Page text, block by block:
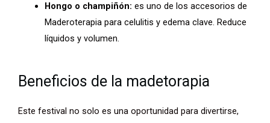
Hongo o champiñón: es uno de los accesorios de
Maderoterapia para celulitis y edema clave. Reduce
líquidos y volumen.
Beneficios de la madetorapia
Este festival no solo es una oportunidad para divertirse,